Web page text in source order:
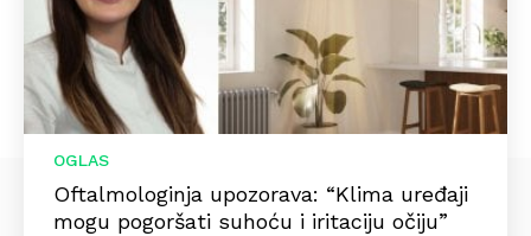
OGLAS
Oftalmologinja upozorava: “Klima uređaji
mogu pogoršati suhoću i iritaciju očiju”